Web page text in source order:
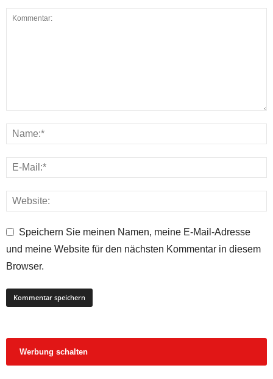
Speichern Sie meinen Namen, meine E-Mail-Adresse
und meine Website für den nächsten Kommentar in diesem
Browser.
Werbung schalten